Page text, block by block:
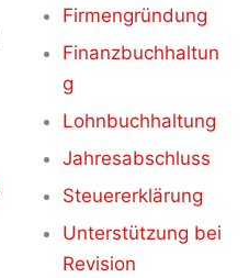
Firmengründung
Finanzbuchhaltun
g
Lohnbuchhaltung
Jahresabschluss
Steuererklärung
Unterstützung bei
Revision